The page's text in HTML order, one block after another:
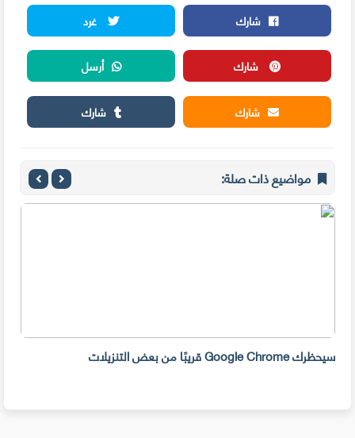
شارك
غرد
شارك
أرسل
شارك
شارك
مواضيع ذات صلة:
سيحظرك Google Chrome قريبًا من بعض التنزيلات